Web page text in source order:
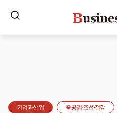
기업과산업 중공업·조선·철강